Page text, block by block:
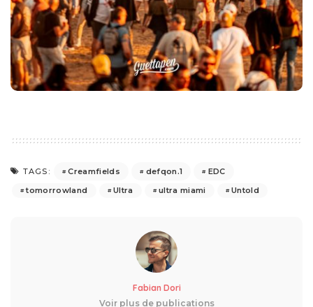
TAGS: Creamfields defqon.1
EDC
tomorrowland
Ultra ultra miami Untold
Fabian Dori
Voir plus de publications